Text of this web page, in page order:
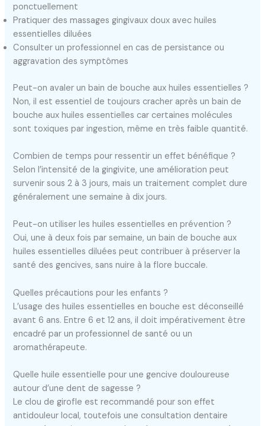
ponctuellement
Pratiquer des massages gingivaux doux avec huiles
essentielles diluées
Consulter un professionnel en cas de persistance ou
aggravation des symptômes
Peut-on avaler un bain de bouche aux huiles essentielles ?
Non, il est essentiel de toujours cracher après un bain de
bouche aux huiles essentielles car certaines molécules
sont toxiques par ingestion, même en très faible quantité.
Combien de temps pour ressentir un effet bénéfique ?
Selon l’intensité de la gingivite, une amélioration peut
survenir sous 2 à 3 jours, mais un traitement complet dure
généralement une semaine à dix jours.
Peut-on utiliser les huiles essentielles en prévention ?
Oui, une à deux fois par semaine, un bain de bouche aux
huiles essentielles diluées peut contribuer à préserver la
santé des gencives, sans nuire à la flore buccale.
Quelles précautions pour les enfants ?
L’usage des huiles essentielles en bouche est déconseillé
avant 6 ans. Entre 6 et 12 ans, il doit impérativement être
encadré par un professionnel de santé ou un
aromathérapeute.
Quelle huile essentielle pour une gencive douloureuse
autour d’une dent de sagesse ?
Le clou de girofle est recommandé pour son effet
antidouleur local, toutefois une consultation dentaire